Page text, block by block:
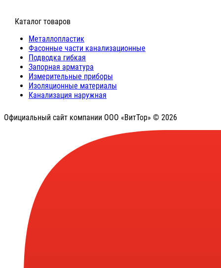
⠀Каталог товаров
Металлопластик
Фасонные части канализационные
Подводка гибкая
Запорная арматура
Измерительные приборы
Изоляционные материалы
Канализация наружная
Официальный сайт компании ООО «ВитТор» © 2026